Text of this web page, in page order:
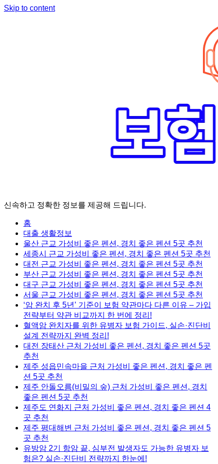
Skip to content
신속하고 정확한 정보를 제공해 드립니다.
홈
대출 생활정보
울산 근교 가성비 좋은 펜션, 경치 좋은 펜션 5곳 추천
세종시 근교 가성비 좋은 펜션, 경치 좋은 펜션 5곳 추천
대전 근교 가성비 좋은 펜션, 경치 좋은 펜션 5곳 추천
부산 근교 가성비 좋은 펜션, 경치 좋은 펜션 5곳 추천
대구 근교 가성비 좋은 펜션, 경치 좋은 펜션 5곳 추천
서울 근교 가성비 좋은 펜션, 경치 좋은 펜션 5곳 추천
‘암 완치 후 5년’ 기준이 보험 약관마다 다른 이유 – 가입
전략부터 약관 비교까지 한 번에 정리!
혈액암 완치자를 위한 유병자 보험 가이드, 실손·진단비
설계 전략까지 완벽 정리!
대전 장태산 근처 가성비 좋은 펜션, 경치 좋은 펜션 5곳
추천
제주 성읍민속마을 근처 가성비 좋은 펜션, 경치 좋은 펜
션 5곳 추천
제주 안돌오름(비밀의 숲) 근처 가성비 좋은 펜션, 경치
좋은 펜션 5곳 추천
제주도 연화지 근처 가성비 좋은 펜션, 경치 좋은 펜션 4
곳 추천
제주 평대해변 근처 가성비 좋은 펜션, 경치 좋은 펜션 5
곳 추천
유방암 2기 항암 끝, 심부전 발생자도 가능한 유병자 보
험은? 실손·진단비 전략까지 한눈에!